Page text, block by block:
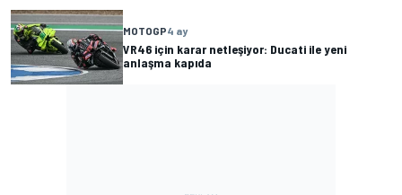
MOTOGP4 ay
VR46 için karar netleşiyor: Ducati ile yeni
anlaşma kapıda